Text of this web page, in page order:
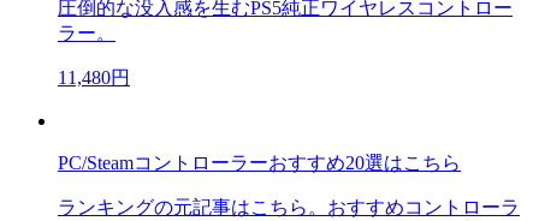
圧倒的な没入感を生むPS5純正ワイヤレスコントロー
ラー。
11,480円
PC/Steamコントローラーおすすめ20選はこちら
ランキングの元記事はこちら。おすすめコントローラ